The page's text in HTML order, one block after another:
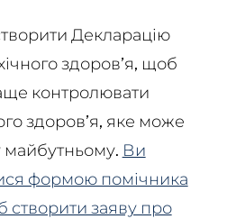
Декларацію
здоров’я, щоб
контролювати
здоров’я, яке може
майбутньому. Ви
формою помічника
створити заяву про